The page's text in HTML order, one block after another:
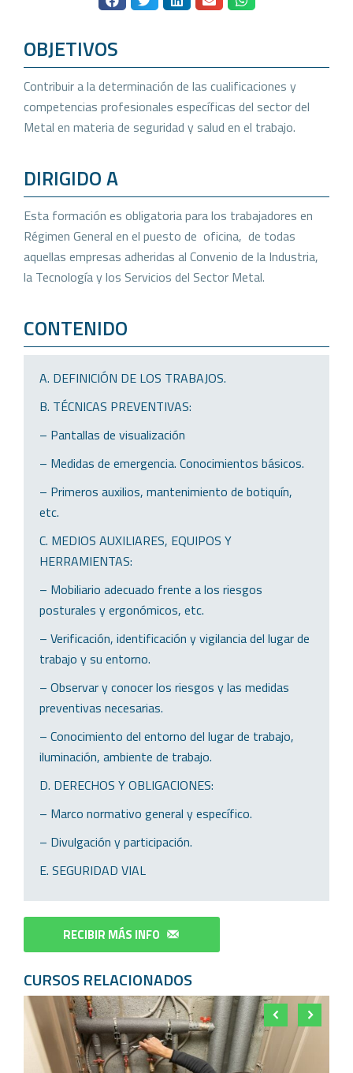
OBJETIVOS
Contribuir a la determinación de las cualificaciones y
competencias profesionales específicas del sector del
Metal en materia de seguridad y salud en el trabajo.
DIRIGIDO A
Esta formación es obligatoria para los trabajadores en
Régimen General en el puesto de oficina, de todas
aquellas empresas adheridas al Convenio de la Industria,
la Tecnología y los Servicios del Sector Metal.
CONTENIDO
A. DEFINICIÓN DE LOS TRABAJOS.
B. TÉCNICAS PREVENTIVAS:
– Pantallas de visualización
– Medidas de emergencia. Conocimientos básicos.
– Primeros auxilios, mantenimiento de botiquín,
etc.
C. MEDIOS AUXILIARES, EQUIPOS Y
HERRAMIENTAS:
– Mobiliario adecuado frente a los riesgos
posturales y ergonómicos, etc.
– Verificación, identificación y vigilancia del lugar de
trabajo y su entorno.
– Observar y conocer los riesgos y las medidas
preventivas necesarias.
– Conocimiento del entorno del lugar de trabajo,
iluminación, ambiente de trabajo.
D. DERECHOS Y OBLIGACIONES:
– Marco normativo general y específico.
– Divulgación y participación.
E. SEGURIDAD VIAL
RECIBIR MÁS INFO
CURSOS RELACIONADOS